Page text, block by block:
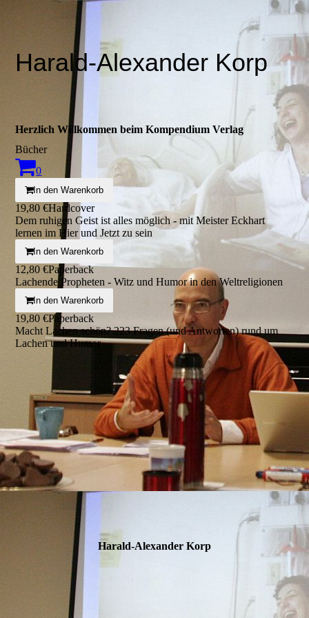
Harald-Alexander Korp
Herzlich Willkommen beim Kompendium Verlag
Bücher
0
In den Warenkorb
19,80 €Hardcover
Dem ruhigen Geist ist alles möglich - mit Meister Eckhart
lernen im Hier und Jetzt zu sein
In den Warenkorb
12,80 €Paperback
Lachende Propheten - Witz und Humor in den Weltreligionen
In den Warenkorb
19,80 €Paperback
Macht Lachen schön? 223 Fragen (und Antworten) rund um
Lachen und Humor
Harald-Alexander Korp